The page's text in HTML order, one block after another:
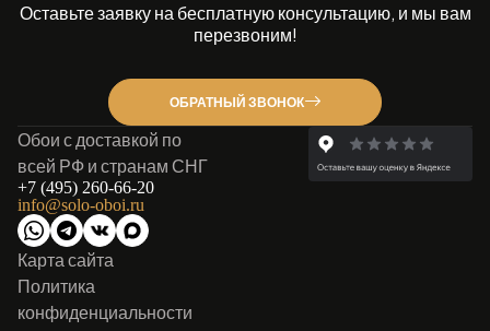
Оставьте заявку на бесплатную консультацию, и мы вам
перезвоним!
ОБРАТНЫЙ ЗВОНОК
Обои с доставкой по
всей РФ и странам СНГ
+7 (495) 260-66-20
info@solo-oboi.ru
Карта сайта
Политика
конфиденциальности